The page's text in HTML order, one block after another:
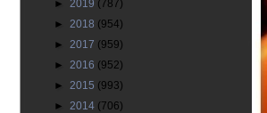
► 2019 (787)
► 2018 (954)
► 2017 (959)
► 2016 (952)
► 2015 (993)
► 2014 (706)